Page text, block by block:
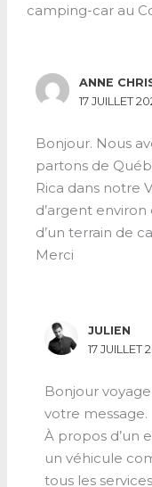
camping-car au
ANNE
17 JUILLET
Bonjour. Nous
partons de
Rica dans notre
d’argent
d’un terrain de
Merci
JULIEN
17 JUILLET
Bonjour
votre message.
À propos d’un
un véhicule
tous les